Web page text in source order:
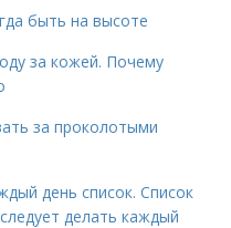
быть на высоте
за кожей. Почему
за проколотыми
день список. Список
делать каждый